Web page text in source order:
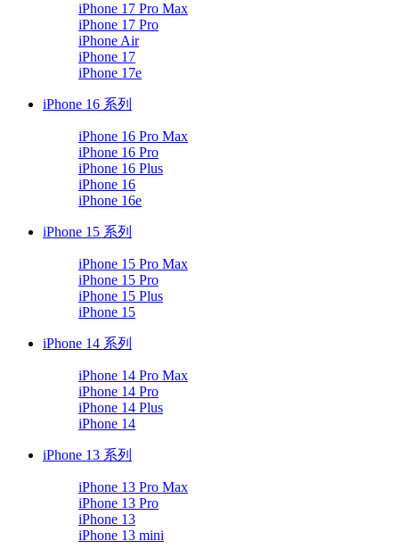
iPhone 17 Pro Max
iPhone 17 Pro
iPhone Air
iPhone 17
iPhone 17e
iPhone 16 系列
iPhone 16 Pro Max
iPhone 16 Pro
iPhone 16 Plus
iPhone 16
iPhone 16e
iPhone 15 系列
iPhone 15 Pro Max
iPhone 15 Pro
iPhone 15 Plus
iPhone 15
iPhone 14 系列
iPhone 14 Pro Max
iPhone 14 Pro
iPhone 14 Plus
iPhone 14
iPhone 13 系列
iPhone 13 Pro Max
iPhone 13 Pro
iPhone 13
iPhone 13 mini